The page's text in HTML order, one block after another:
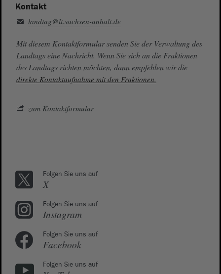
Kontakt
landtag@lt.sachsen-anhalt.de
Mit diesem Kontaktformular senden Sie der Verwaltung des
Landtags eine Nachricht. Wenn Sie sich an die Fraktionen
des Landtags richten möchten, dann empfehlen wir die
direkte Kontaktaufnahme mit den Fraktionen.
zum Kontaktformular
Folgen Sie uns auf
X
Folgen Sie uns auf
Instagram
Folgen Sie uns auf
Facebook
Folgen Sie uns auf